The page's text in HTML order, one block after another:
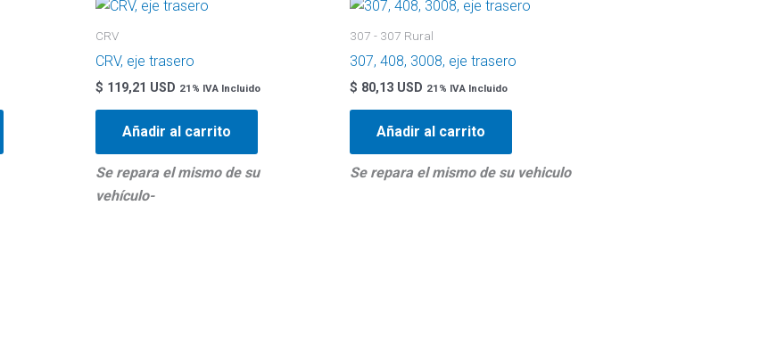
CRV
CRV, eje trasero
$ 119,21 USD 21% IVA Incluido
Añadir al carrito
Se repara el mismo de su
vehículo-
307 - 307 Rural
307, 408, 3008, eje trasero
$ 80,13 USD 21% IVA Incluido
Añadir al carrito
Se repara el mismo de su vehiculo